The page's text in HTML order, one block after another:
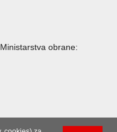
obrane: